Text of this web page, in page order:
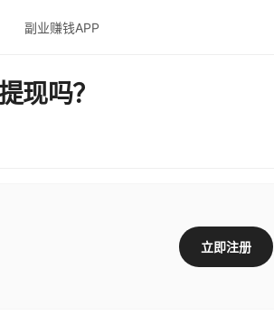
副业赚钱APP
现吗？
立即注册